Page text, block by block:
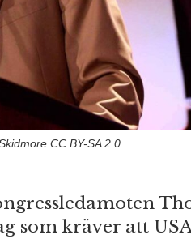
CC BY-SA 2.0
som kräver att